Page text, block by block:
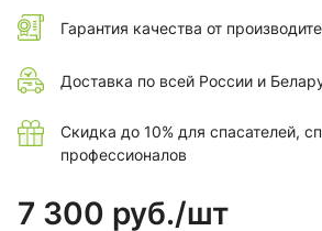
Гарантия качества от
Доставка по всей России и
Скидка до 10% для спасателей,
профессионалов
7 300 руб./шт